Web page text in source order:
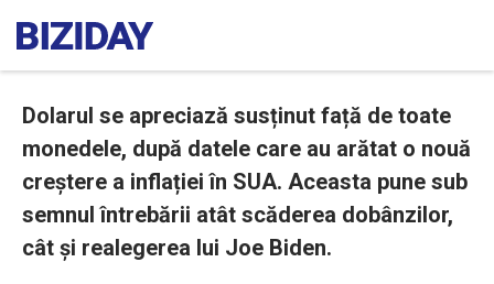
Dolarul se apreciază susținut față de toate
monedele, după datele care au arătat o nouă
creștere a inflației în SUA. Aceasta pune sub
semnul întrebării atât scăderea dobânzilor,
cât și realegerea lui Joe Biden.